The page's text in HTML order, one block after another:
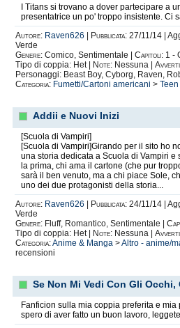
I Titans si trovano a dover partecipare a
presentatrice un po' troppo insistente. Ci
Autore: Raven626 Pubblicata: 27/11/14 |
Verde
Genere: Comico, Sentimentale | Capitoli: 1 -
Tipo di coppia: Het |
Note: Nessuna |
Personaggi: Beast Boy, Cyborg, Raven,
Categoria: Fumetti/Cartoni americani >
Addii e Nuovi Inizi
[Scuola di Vampiri]
[Scuola di Vampiri]Girando per il sito ho
una storia dedicata a Scuola di Vampiri e
la prima, chi ama il cartone (che pur
sarà il ben venuto, ma a chi piace Sole,
uno dei due protagonisti della storia...
Autore: Raven626 Pubblicata: 24/11/14 |
Verde
Genere: Fluff, Romantico, Sentimentale |
Tipo di coppia: Het |
Note: Nessuna |
Categoria:Anime & Manga >Altro - anime/
recensioni
Se Non Mi Vedi Con Gli
Fanficion sulla mia coppia preferita e
spero di aver fatto un buon lavoro,